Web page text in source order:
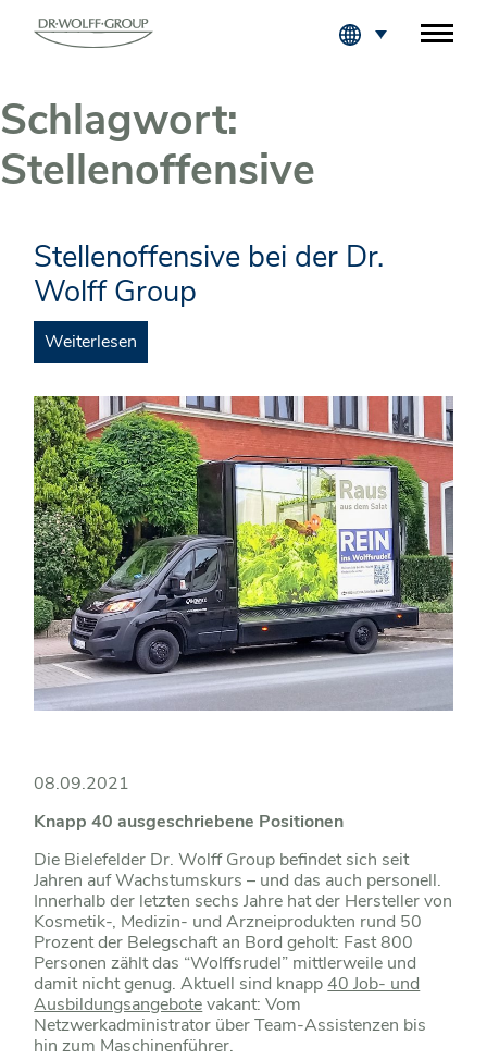
Schlagwort:
Stellenoffensive
Stellenoffensive bei der Dr.
Wolff Group
Weiterlesen
08.09.2021
Knapp 40 ausgeschriebene Positionen
Die Bielefelder Dr. Wolff Group befindet sich seit
Jahren auf Wachstumskurs – und das auch personell.
Innerhalb der letzten sechs Jahre hat der Hersteller von
Kosmetik-, Medizin- und Arzneiprodukten rund 50
Prozent der Belegschaft an Bord geholt: Fast 800
Personen zählt das “Wolffsrudel” mittlerweile und
damit nicht genug. Aktuell sind knapp40 Job- und
Ausbildungsangebotevakant: Vom
Netzwerkadministrator über Team-Assistenzen bis
hin zum Maschinenführer.